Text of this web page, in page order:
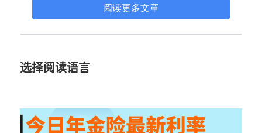
阅读更多文章
选择阅读语言